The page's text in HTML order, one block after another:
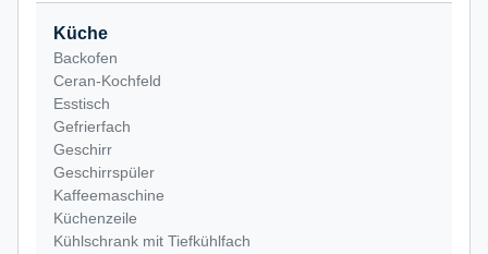
Küche
Backofen
Ceran-Kochfeld
Esstisch
Gefrierfach
Geschirr
Geschirrspüler
Kaffeemaschine
Küchenzeile
Kühlschrank mit Tiefkühlfach